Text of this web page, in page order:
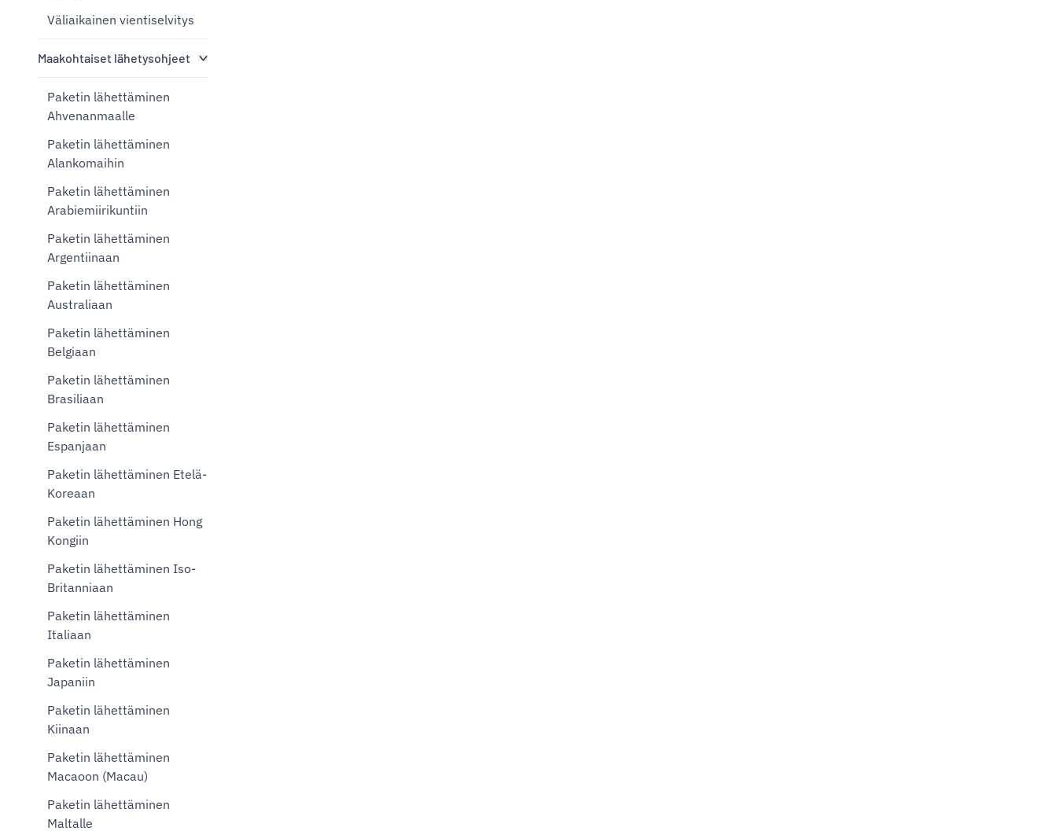
Väliaikainen vientiselvitys
Maakohtaiset lähetysohjeet
Paketin lähettäminen
Ahvenanmaalle
Paketin lähettäminen
Alankomaihin
Paketin lähettäminen
Arabiemiirikuntiin
Paketin lähettäminen
Argentiinaan
Paketin lähettäminen
Australiaan
Paketin lähettäminen
Belgiaan
Paketin lähettäminen
Brasiliaan
Paketin lähettäminen
Espanjaan
Paketin lähettäminen Etelä-
Koreaan
Paketin lähettäminen Hong
Kongiin
Paketin lähettäminen Iso-
Britanniaan
Paketin lähettäminen
Italiaan
Paketin lähettäminen
Japaniin
Paketin lähettäminen
Kiinaan
Paketin lähettäminen
Macaoon (Macau)
Paketin lähettäminen
Maltalle